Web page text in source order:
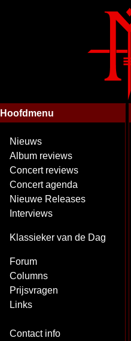
Hoofdmenu
Nieuws
Album reviews
Concert reviews
Concert agenda
Nieuwe Releases
Interviews
Klassieker van de Dag
Forum
Columns
Prijsvragen
Links
Contact info